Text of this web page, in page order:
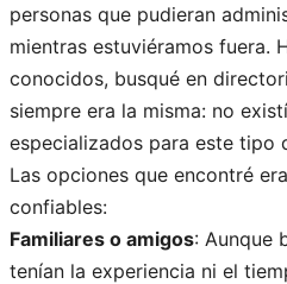
personas que pudieran
mientras estuviéramos fuera.
conocidos, busqué en
siempre era la misma: no
especializados para este tipo
Las opciones que encontré
confiables:
Familiares o amigos: Aunque
tenían la experiencia ni el